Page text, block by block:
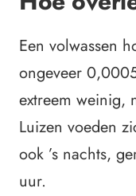
Een volwassen
ongeveer
extreem weinig,
Luizen voeden
ook ’s nachts,
uur.